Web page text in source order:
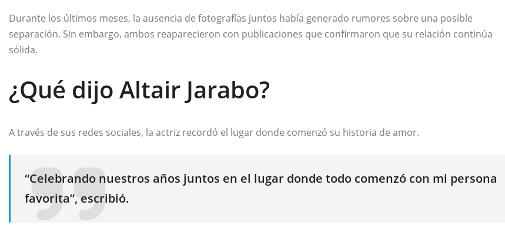
Durante los últimos meses, la ausencia de fotografías juntos había generado rumores sobre una posible
separación. Sin embargo, ambos reaparecieron con publicaciones que confirmaron que su relación continúa
sólida.
¿Qué dijo Altair Jarabo?
A través de sus redes sociales, la actriz recordó el lugar donde comenzó su historia de amor.
“Celebrando nuestros años juntos en el lugar donde todo comenzó con mi persona
favorita”, escribió.